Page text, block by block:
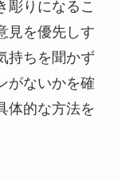
彫りになるこ
見を優先しす
持ちを聞かず
がないかを確
体的な方法を